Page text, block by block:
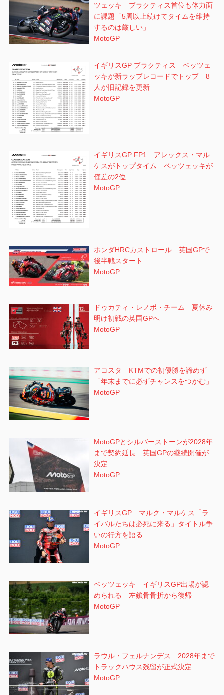
ツェッキ プラクティス首位も体力面
に課題「5周以上続けてタイムを維持
するのは厳しい」
MotoGP
イギリスGP プラクティス ベッツェ
ッキが新ラップレコードでトップ 8
人が旧記録を更新
MotoGP
イギリスGP FP1 アレックス・マル
ケスがトップタイム ベッツェッキが
僅差の2位
MotoGP
ホンダHRCカストロール 英国GPで
後半戦スタート
MotoGP
ドゥカティ・レノボ・チーム 夏休み
明け初戦の英国GPへ
MotoGP
アコスタ KTMでの初優勝を諦めず
「年末までに必ずチャンスをつかむ」
MotoGP
MotoGPとシルバーストーンが2028年
まで契約延長 英国GPの継続開催が
決定
MotoGP
イギリスGP マルク・マルケス「ラ
イバルたちは必死に来る」タイトル争
いの行方を語る
MotoGP
ベッツェッキ イギリスGP出場が認
められる 左鎖骨骨折から復帰
MotoGP
ラウル・フェルナンデス 2028年まで
トラックハウス残留が正式決定
MotoGP